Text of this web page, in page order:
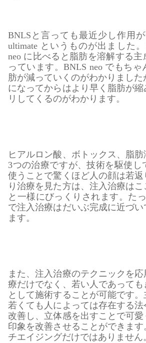
BNLSと言っても最近少し作用
ultimate というものが出ました
neo に比べると脂肪を溶解する
っています。BNLS neo でもち
肪が減っていくのがわかりました
になってからはより早く脂肪が
リしてくるのがわかります。
ヒアルロン酸、ボトックス、脂
3つの治療ですが、技術を駆使し
使うことで驚くほど人の顔は若
り治療を見た方は、注入治療は
と一様にびっくりされます。た
で注入治療はだいぶ完成に近づ
ます。
また、注入治療のテクニックを
療だけでなく、若い人であって
として施術することが可能です。
若くても人によっては存在する
改善し、立体感を出すことで可
印象を改善させることができま
チエイジングだけではありません